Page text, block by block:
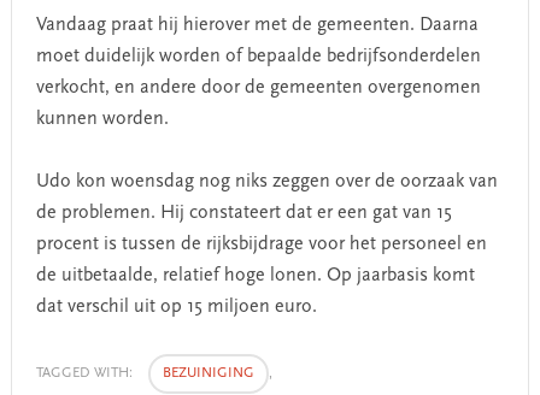
Vandaag praat hij hierover met de gemeenten. Daarna
moet duidelijk worden of bepaalde bedrijfsonderdelen
verkocht, en andere door de gemeenten overgenomen
kunnen worden.
Udo kon woensdag nog niks zeggen over de oorzaak van
de problemen. Hij constateert dat er een gat van 15
procent is tussen de rijksbijdrage voor het personeel en
de uitbetaalde, relatief hoge lonen. Op jaarbasis komt
dat verschil uit op 15 miljoen euro.
TAGGED WITH: BEZUINIGING ,